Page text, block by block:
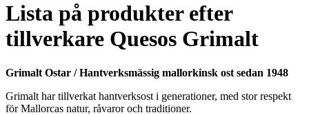
Lista på produkter efter
tillverkare Quesos Grimalt
Grimalt Ostar / Hantverksmässig mallorkinsk ost sedan 1948
Grimalt har tillverkat hantverksost i generationer, med stor respekt
för Mallorcas natur, råvaror och traditioner.